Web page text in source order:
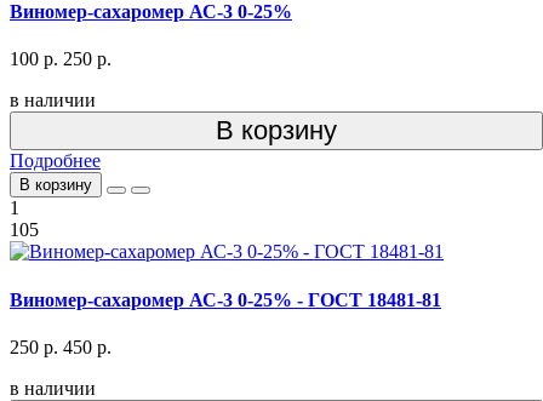
Виномер-сахаромер АС-3 0-25%
100 р. 250 р.
в наличии
В корзину
Подробнее
В корзину
1
105
Виномер-сахаромер АС-3 0-25% - ГОСТ 18481-81
250 р. 450 р.
в наличии